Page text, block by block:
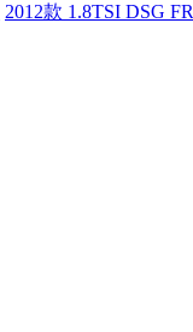
2012款 1.8TSI DSG FR